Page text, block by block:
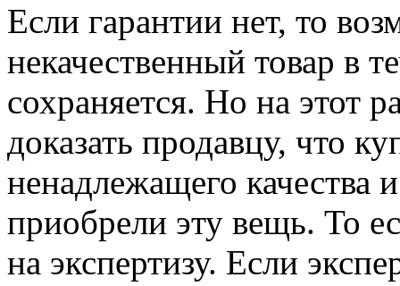
Если гарантии нет, то
некачественный товар в
сохраняется. Но на этот
доказать продавцу, что
ненадлежащего качества
приобрели эту вещь. То
на экспертизу. Если